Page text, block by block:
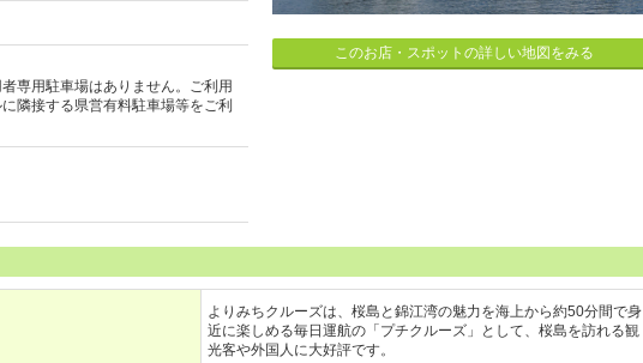
専用駐車場はありません。ご利用
隣接する県営有料駐車場等をご利
このお店・スポットの詳しい地図をみる
よりみちクルーズは、桜島と錦江湾の魅力を海上から約50分間で身
近に楽しめる毎日運航の「プチクルーズ」として、桜島を訪れる観
光客や外国人に大好評です。